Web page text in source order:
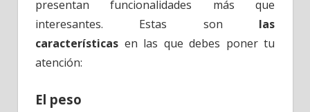
presentan funcionalidades más que
interesantes. Estas son las
características en las que debes poner tu
atención:
El peso